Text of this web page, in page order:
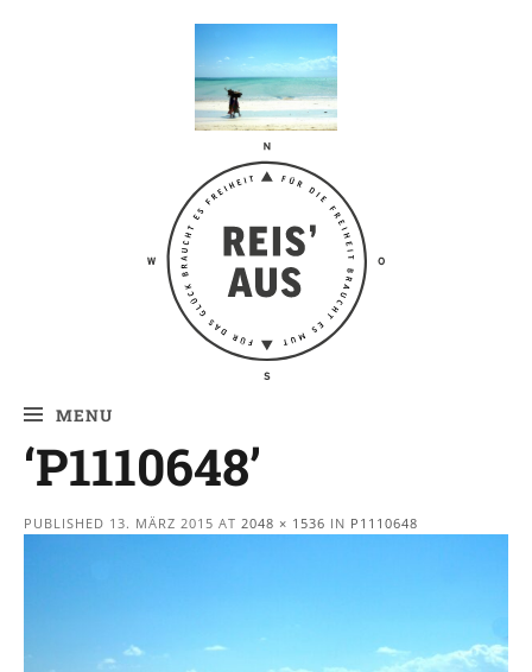
Reis' aus –
Reiseblog
MENU
‘P1110648’
PUBLISHED 13. MÄRZ 2015 AT 2048 × 1536 IN P1110648